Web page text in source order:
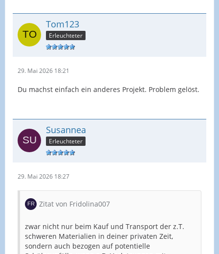
Tom123
Erleuchteter
29. Mai 2026 18:21
Du machst einfach ein anderes Projekt. Problem gelöst.
Susannea
Erleuchteter
29. Mai 2026 18:27
Zitat von Fridolina007
zwar nicht nur beim Kauf und Transport der z.T.
schweren Materialien in deiner privaten Zeit,
sondern auch bezogen auf potentielle